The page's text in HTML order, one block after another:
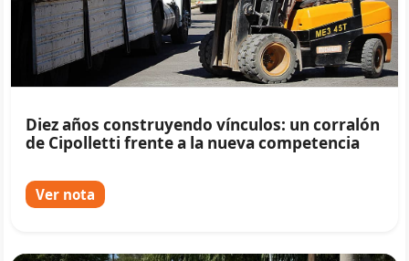
Diez años construyendo vínculos: un corralón
de Cipolletti frente a la nueva competencia
Ver nota